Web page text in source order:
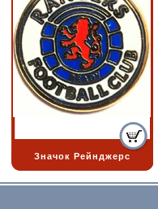
Значок Рейнджерс